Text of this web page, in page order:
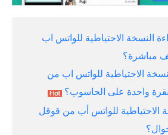
النسخة الاحتياطية للواتس اب
مباشرة؟
الاحتياطية للواتس اب من
واحدة على الحاسوب؟
الاحتياطية للواتس أب من قوقل